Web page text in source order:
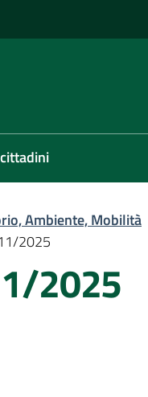
Ambiente, Mobilità
2025
2025